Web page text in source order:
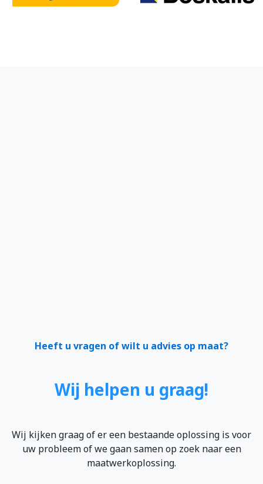
Heeft u vragen of wilt u advies op maat?
Wij helpen u graag!
Wij kijken graag of er een bestaande oplossing is voor
uw probleem of we gaan samen op zoek naar een
maatwerkoplossing.